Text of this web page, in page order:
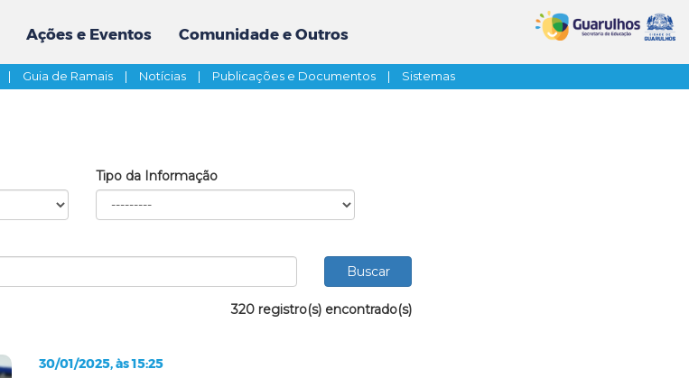
Ações e Eventos Comunidade e Outros
| Guia de Ramais | Notícias | Publicações e Documentos | Sistemas
Tipo da Informação
320 registro(s) encontrado(s)
30/01/2025, às 15:25